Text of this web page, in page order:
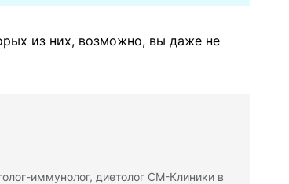
из них, возможно, вы даже не
иммунолог, диетолог СМ-Клиники в